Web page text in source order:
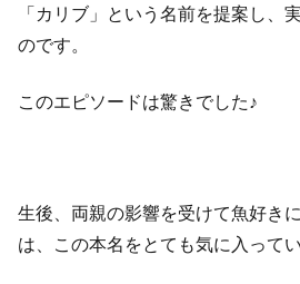
「カリブ」という名前を提案し、
のです。
このエピソードは驚きでした♪
生後、両親の影響を受けて魚好き
は、この本名をとても気に入って